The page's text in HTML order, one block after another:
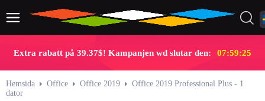
Extra rabatt på 39.37$! Kampanjen wd slutar den: 07:59:25
Hemsida Office Office 2019
Office 2019 Professional Plus - 1
dator